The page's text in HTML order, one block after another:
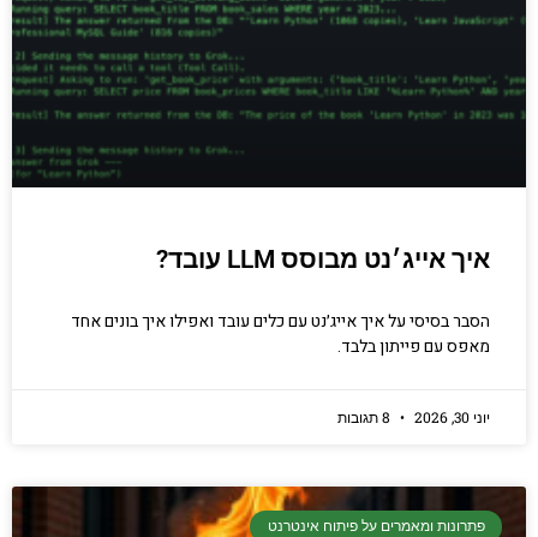
איך אייג׳נט מבוסס LLM עובד?
הסבר בסיסי על איך אייג׳נט עם כלים עובד ואפילו איך בונים אחד
מאפס עם פייתון בלבד.
יוני 30, 2026
פתרונות ומאמרים על פיתוח אינטרנט